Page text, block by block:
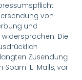
von
und
Die
Zusendung
Spam-E-Mails, vor.